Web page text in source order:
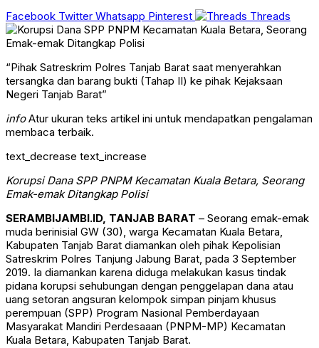
Facebook Twitter Whatsapp Pinterest Threads
“Pihak Satreskrim Polres Tanjab Barat saat menyerahkan
tersangka dan barang bukti (Tahap II) ke pihak Kejaksaan
Negeri Tanjab Barat”
infoAtur ukuran teks artikel ini untuk mendapatkan pengalaman
membaca terbaik.
text_decrease text_increase
Korupsi Dana SPP PNPM Kecamatan Kuala Betara, Seorang
Emak-emak Ditangkap Polisi
SERAMBIJAMBI.ID, TANJAB BARAT – Seorang emak-emak
muda berinisial GW (30), warga Kecamatan Kuala Betara,
Kabupaten Tanjab Barat diamankan oleh pihak Kepolisian
Satreskrim Polres Tanjung Jabung Barat, pada 3 September
2019. Ia diamankan karena diduga melakukan kasus tindak
pidana korupsi sehubungan dengan penggelapan dana atau
uang setoran angsuran kelompok simpan pinjam khusus
perempuan (SPP) Program Nasional Pemberdayaan
Masyarakat Mandiri Perdesaaan (PNPM-MP) Kecamatan
Kuala Betara, Kabupaten Tanjab Barat.